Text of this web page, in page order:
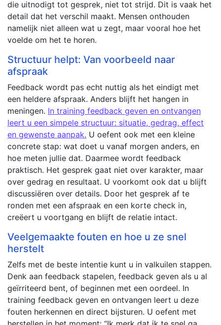
die uitnodigt tot gesprek, niet tot strijd. Dit is vaak het
detail dat het verschil maakt. Mensen onthouden
namelijk niet alleen wat u zegt, maar vooral hoe het
voelde om het te horen.
Structuur helpt: Van voorbeeld naar
afspraak
Feedback wordt pas echt nuttig als het eindigt met
een heldere afspraak. Anders blijft het hangen in
meningen. In training feedback geven en ontvangen
leert u een simpele structuur: situatie, gedrag, effect
en gewenste aanpak. U oefent ook met een kleine
concrete stap: wat doet u vanaf morgen anders, en
hoe meten jullie dat. Daarmee wordt feedback
praktisch. Het gesprek gaat niet over karakter, maar
over gedrag en resultaat. U voorkomt ook dat u blijft
discussiëren over details. Door het gesprek af te
ronden met een afspraak en een korte check in,
creëert u voortgang en blijft de relatie intact.
Veelgemaakte fouten en hoe u ze snel
herstelt
Zelfs met de beste intentie kunt u in valkuilen stappen.
Denk aan feedback stapelen, feedback geven als u al
geïrriteerd bent, of beginnen met een oordeel. In
training feedback geven en ontvangen leert u deze
fouten herkennen en direct bijsturen. U oefent met